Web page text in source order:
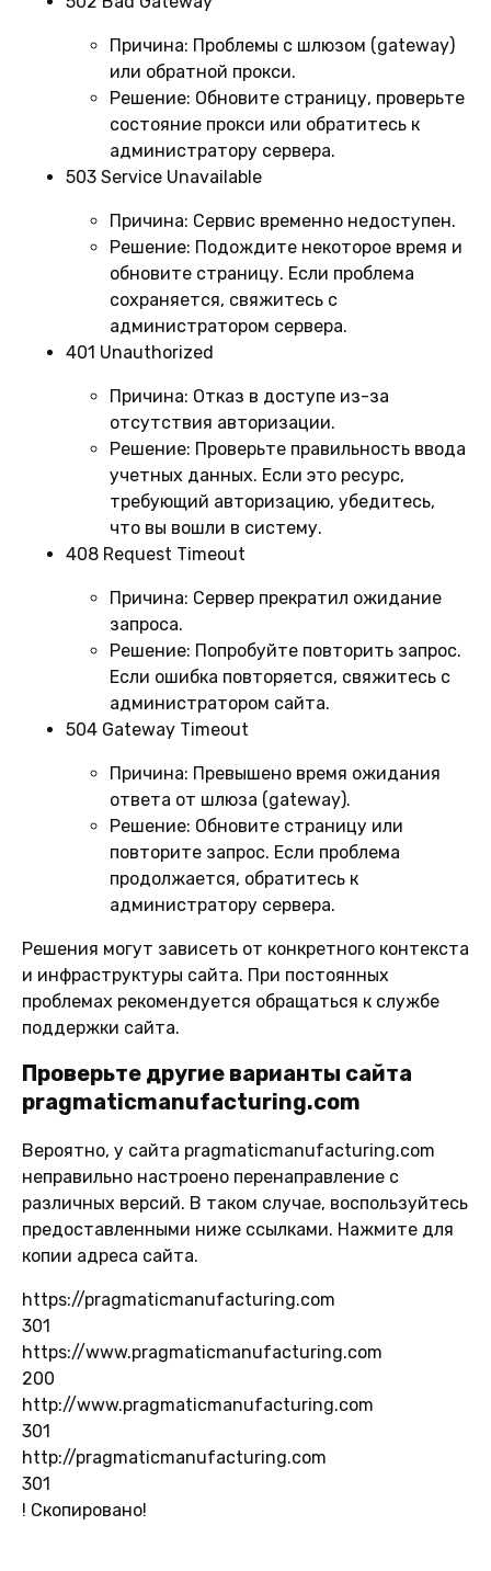
Причина: Проблемы с шлюзом (gateway)
или обратной прокси.
Решение: Обновите страницу, проверьте
состояние прокси или обратитесь к
администратору сервера.
503 Service Unavailable
Причина: Сервис временно недоступен.
Решение: Подождите некоторое время и
обновите страницу. Если проблема
сохраняется, свяжитесь с
администратором сервера.
401 Unauthorized
Причина: Отказ в доступе из-за
отсутствия авторизации.
Решение: Проверьте правильность ввода
учетных данных. Если это ресурс,
требующий авторизацию, убедитесь,
что вы вошли в систему.
408 Request Timeout
Причина: Сервер прекратил ожидание
запроса.
Решение: Попробуйте повторить запрос.
Если ошибка повторяется, свяжитесь с
администратором сайта.
504 Gateway Timeout
Причина: Превышено время ожидания
ответа от шлюза (gateway).
Решение: Обновите страницу или
повторите запрос. Если проблема
продолжается, обратитесь к
администратору сервера.
Решения могут зависеть от конкретного контекста
и инфраструктуры сайта. При постоянных
проблемах рекомендуется обращаться к службе
поддержки сайта.
Проверьте другие варианты сайта
pragmaticmanufacturing.com
Вероятно, у сайта pragmaticmanufacturing.com
неправильно настроено перенаправление с
различных версий. В таком случае, воспользуйтесь
предоставленными ниже ссылками. Нажмите для
копии адреса сайта.
https://pragmaticmanufacturing.com
301
https://www.pragmaticmanufacturing.com
200
http://www.pragmaticmanufacturing.com
301
http://pragmaticmanufacturing.com
301
! Скопировано!